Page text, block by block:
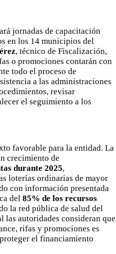
jornadas de capacitación
en los 14 municipios del
, técnico de Fiscalización,
o promociones contarán con
todo el proceso de
a las administraciones
revisar
el seguimiento a los
favorable para la entidad. La
crecimiento de
durante 2025,
loterías ordinarias de mayor
con información presentada
del 85% de los recursos
la red pública de salud del
las autoridades consideran que
rifas y promociones es
el financiamiento
Advertisement
Advertisement
medium
Advertisement
Advertisement